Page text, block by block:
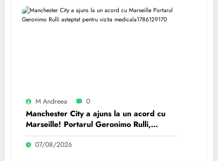
M Andreea 0
Manchester City a ajuns la un acord cu
Marseille! Portarul Geronimo Rulli,
așteptat pentru vizita medicală
07/08/2026